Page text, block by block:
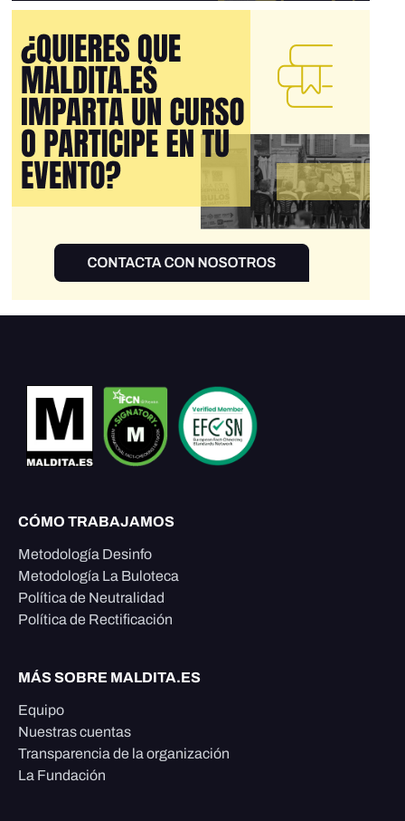
CÓMO TRABAJAMOS
Metodología Desinfo
Metodología La Buloteca
Política de Neutralidad
Política de Rectificación
MÁS SOBRE MALDITA.ES
Equipo
Nuestras cuentas
Transparencia de la organización
La Fundación